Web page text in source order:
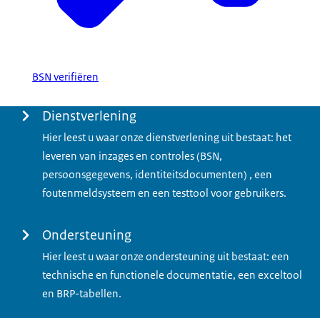
BSN verifiëren
Menu Dienstverlening
Hier leest u waar onze dienstverlening uit bestaat: het
leveren van inzages en controles (BSN,
persoonsgegevens, identiteitsdocumenten) , een
foutenmeldsysteem en een testtool voor gebruikers.
Ondersteuning
Hier leest u waar onze ondersteuning uit bestaat: een
technische en functionele documentatie, een exceltool
en BRP-tabellen.